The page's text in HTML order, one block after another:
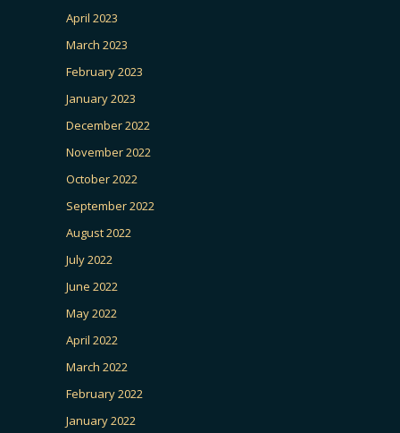
April 2023
March 2023
February 2023
January 2023
December 2022
November 2022
October 2022
September 2022
August 2022
July 2022
June 2022
May 2022
April 2022
March 2022
February 2022
January 2022